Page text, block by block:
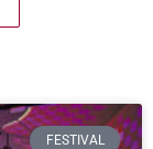
FESTIVAL